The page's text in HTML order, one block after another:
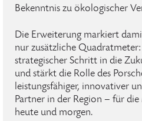
Bekenntnis zu ökologischer
Die Erweiterung markiert
nur zusätzliche Quadratmeter:
strategischer Schritt in die
und stärkt die Rolle des
leistungsfähiger, innovativer
Partner in der Region – für
heute und morgen.